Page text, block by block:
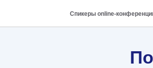
Спикеры online-